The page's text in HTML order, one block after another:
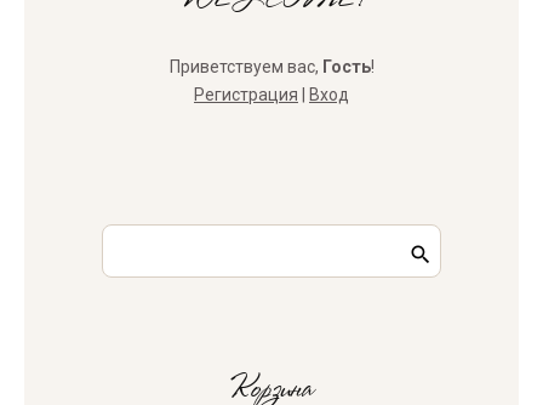
Приветствуем вас, Гость!
Регистрация
Вход
Корзина